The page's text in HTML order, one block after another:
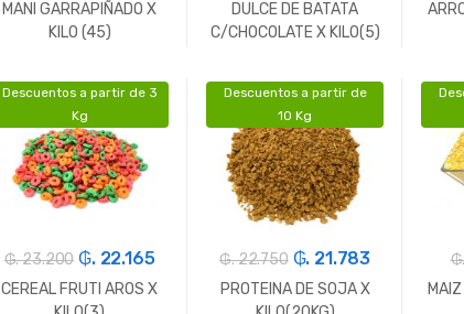
MANI GARRAPIÑADO X
KILO (45)
- Gr. +
DULCE DE BATATA
C/CHOCOLATE X KILO(5)
- Gr. + -
Descuentos a partir de 3
Kg
₲. 23.200 ₲. 22.165
CEREAL FRUTI AROS X
Descuentos a partir de
10 Kg
₲. 22.750 ₲. 21.783
PROTEINA DE SOJA X